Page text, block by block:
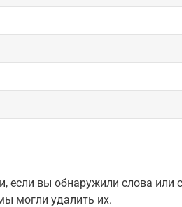
если вы обнаружили слова или
могли удалить их.